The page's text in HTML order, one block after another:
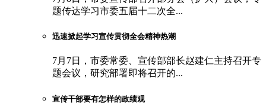
题传达学习市委五届十二次全...
迅速掀起学习宣传贯彻全会精神热潮
7月7日，市委常委、宣传部部长赵建仁主持召开专
题会议，研究部署即将召开的...
宣传干部要有怎样的政绩观